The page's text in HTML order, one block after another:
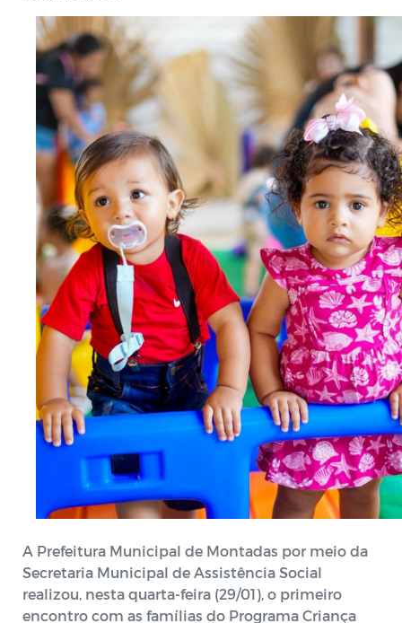
A Prefeitura Municipal de Montadas por meio da
Secretaria Municipal de Assistência Social
realizou, nesta quarta-feira (29/01), o primeiro
encontro com as famílias do Programa Criança